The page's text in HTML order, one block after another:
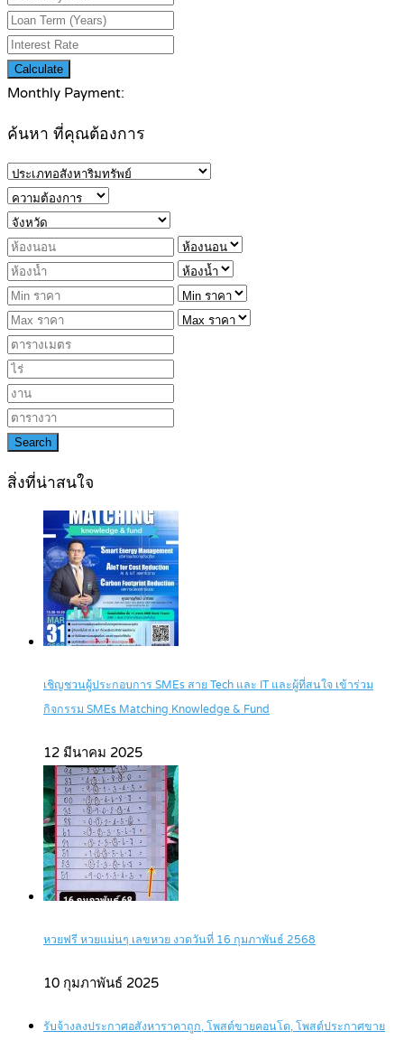
Calculate
Monthly Payment:
ค้นหา ที่คุณต้องการ
Search
สิ่งที่น่าสนใจ
เชิญชวนผู้ประกอบการ SMEs สาย Tech และ IT และผู้ที่สนใจ เข้าร่วม
กิจกรรม SMEs Matching Knowledge & Fund
12 มีนาคม 2025
หวยฟรี หวยแม่นๆ เลขหวย งวดวันที่ 16 กุมภาพันธ์ 2568
10 กุมภาพันธ์ 2025
รับจ้างลงประกาศอสังหาราคาถูก, โพสต์ขายคอนโด, โพสต์ประกาศขาย